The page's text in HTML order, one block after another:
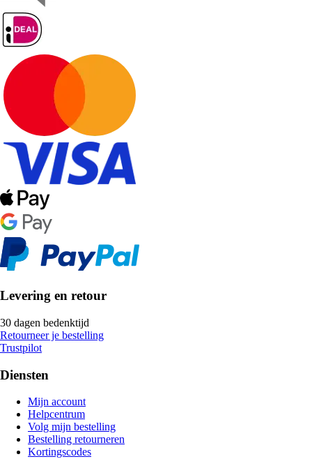
Levering en retour
30 dagen bedenktijd
Retourneer je bestelling
Trustpilot
Diensten
Mijn account
Helpcentrum
Volg mijn bestelling
Bestelling retourneren
Kortingscodes